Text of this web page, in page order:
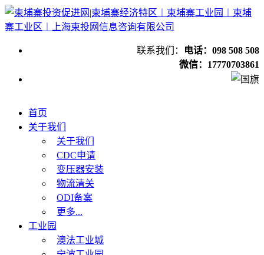
联系我们：
电话：098 508 508
微信：17770703861
首页
关于我们
关于我们
CDC申请
变压器安装
物流清关
ODI备案
更多...
工业园
澳法工业城